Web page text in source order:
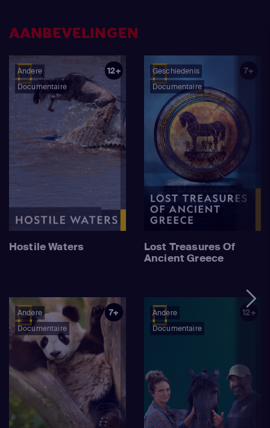
AANBEVELINGEN
Andere
Documentaire
12+
Hostile Waters
Geschiedenis
Documentaire
7+
Lost Treasures Of
Ancient Greece
Andere
Documentaire
7+
Andere
Documentaire
12+